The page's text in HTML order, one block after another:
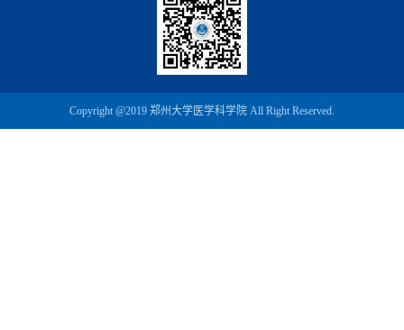
Copyright @2019 郑州大学医学科学院 All Right Reserved.